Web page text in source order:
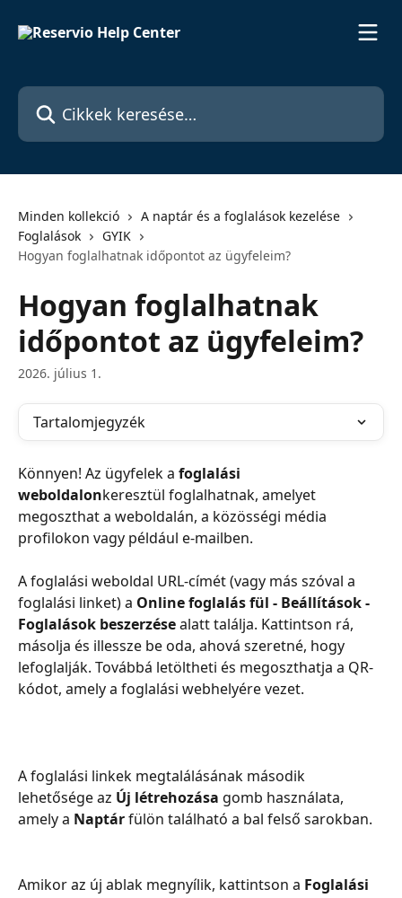
Cikkek keresése…
Minden kollekció
A naptár és a foglalások kezelése
Foglalások
GYIK
Hogyan foglalhatnak időpontot az ügyfeleim?
Hogyan foglalhatnak
időpontot az ügyfeleim?
2026. július 1.
Tartalomjegyzék
Könnyen! Az ügyfelek a foglalási
weboldalonkeresztül foglalhatnak, amelyet
megoszthat a weboldalán, a közösségi média
profilokon vagy például e-mailben.
A foglalási weboldal URL-címét (vagy más szóval a
foglalási linket) a Online foglalás fül - Beállítások -
Foglalások beszerzése alatt találja. Kattintson rá,
másolja és illessze be oda, ahová szeretné, hogy
lefoglalják. Továbbá letöltheti és megoszthatja a QR-
kódot, amely a foglalási webhelyére vezet.
A foglalási linkek megtalálásának második
lehetősége az Új létrehozása gomb használata,
amely a Naptár fülön található a bal felső sarokban.
Amikor az új ablak megnyílik, kattintson a Foglalási